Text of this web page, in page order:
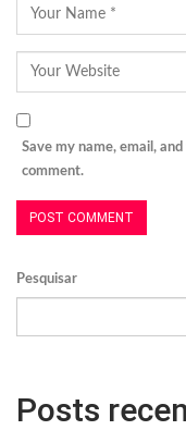
Save my name, email,
comment.
Pesquisar
Posts